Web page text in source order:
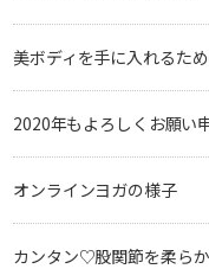
美ボディを手に入れるた
2020年もよろしくお願い
オンラインヨガの様子
カンタン♡股関節を柔ら